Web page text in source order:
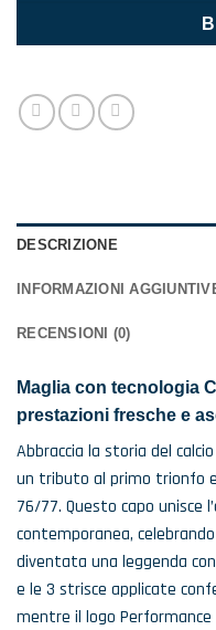
DESCRIZIONE
INFORMAZIONI
RECENSIONI (0)
Maglia con tecnologia
prestazioni fresche e
Abbraccia la storia del
un tributo al primo trionfo
76/77. Questo capo unisce
contemporanea,
diventata una leggenda
e le 3 strisce applicate
mentre il logo